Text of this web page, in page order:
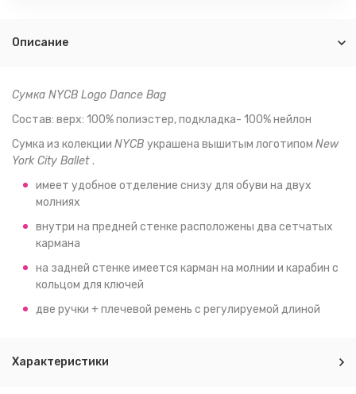
Описание
Сумка NYCB Logo Dance Bag
Состав: верх: 100% полиэстер, подкладка- 100% нейлон
Сумка из колекции NYCB украшена вышитым логотипом New
York City Ballet.
имеет удобное отделение снизу для обуви на двух
молниях
внутри на предней стенке расположены два сетчатых
кармана
на задней стенке имеется карман на молнии и карабин с
кольцом для ключей
две ручки + плечевой ремень с регулируемой длиной
Характеристики